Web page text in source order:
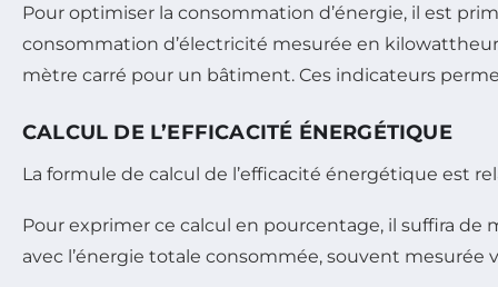
Pour optimiser la consommation d’énergie, il est
consommation d’électricité mesurée en
mètre carré pour un bâtiment. Ces indicateurs
CALCUL DE L’EFFICACITÉ ÉNERGÉTIQUE
La formule de calcul de l’efficacité énergétique est
Pour exprimer ce calcul en pourcentage, il suffira de
avec l’énergie totale consommée, souvent mesurée